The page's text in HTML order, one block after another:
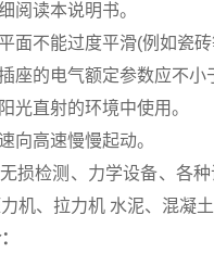
阅读本说明书。
面不能过度平滑(例如瓷砖
座的电气额定参数应不小
光直射的环境中使用。
向高速慢慢起动。
损检测、力学设备、各
机、拉力机 水泥、混凝